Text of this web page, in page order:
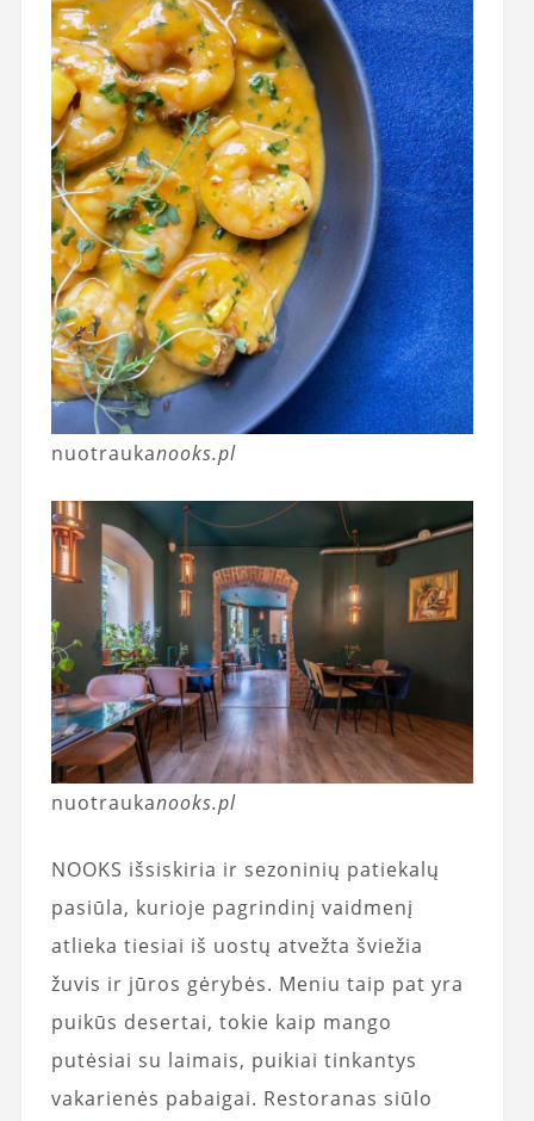
nuotraukanooks.pl
nuotraukanooks.pl
NOOKS išsiskiria ir sezoninių patiekalų
pasiūla, kurioje pagrindinį vaidmenį
atlieka tiesiai iš uostų atvežta šviežia
žuvis ir jūros gėrybės. Meniu taip pat yra
puikūs desertai, tokie kaip mango
putėsiai su laimais, puikiai tinkantys
vakarienės pabaigai. Restoranas siūlo